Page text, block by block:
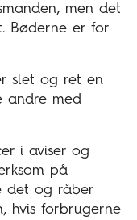
men det
Bøderne er for
slet og ret en
andre med
i aviser og
på
det og råber
hvis forbrugerne